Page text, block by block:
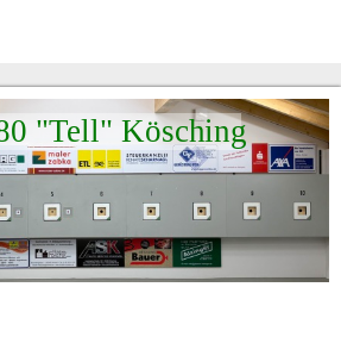
"Tell" Kösching